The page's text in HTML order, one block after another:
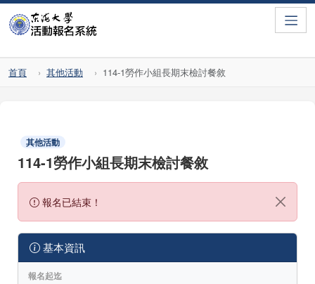
首頁 其他活動 114-1勞作小組長期末檢討餐敘
其他活動
114-1勞作小組長期末檢討餐敘
報名已結束！
基本資訊
報名起迄